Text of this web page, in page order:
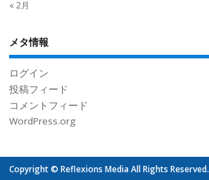
« 2月
メタ情報
ログイン
投稿フィード
コメントフィード
WordPress.org
Copyright © Reflexions Media All Rights Reserved.